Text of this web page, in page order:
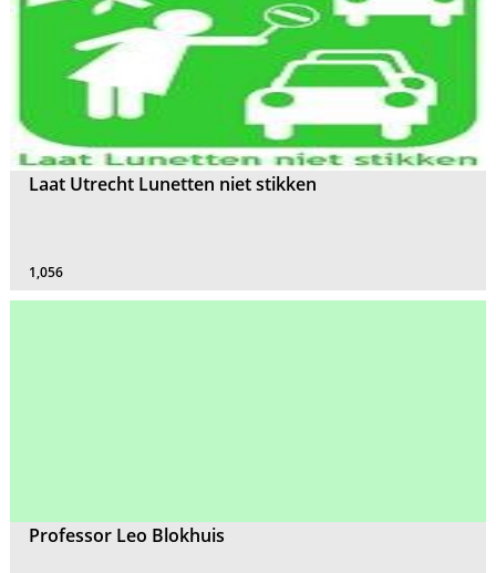
Laat Utrecht Lunetten niet stikken
1,056
Professor Leo Blokhuis